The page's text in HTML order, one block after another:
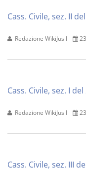
Cass. Civile, sez. II
Redazione WikiJus I
Cass. Civile, sez. I
Redazione WikiJus I
Cass. Civile, sez. III